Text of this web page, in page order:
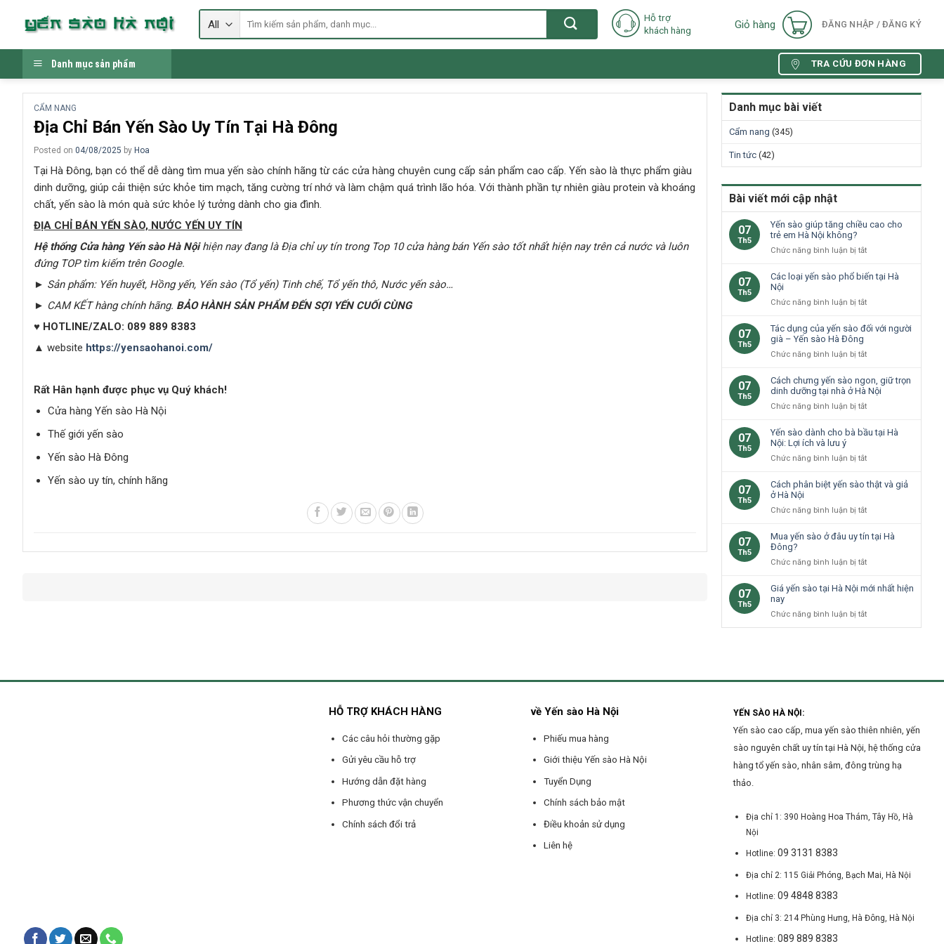
Tìm
Hỗ trợ
khách hàng
Giỏ hàng ĐĂNG NHẬP / ĐĂNG KÝ
Danh mục sản phẩm TRA CỨU ĐƠN HÀNG
CẨM NANG
Địa Chỉ Bán Yến Sào Uy Tín Tại Hà Đông
Posted on 04/08/2025 by Hoa
Tại Hà Đông, bạn có thể dễ dàng tìm mua yến sào chính hãng từ các cửa hàng chuyên cung cấp sản phẩm cao cấp. Yến sào là thực phẩm giàu
dinh dưỡng, giúp cải thiện sức khỏe tim mạch, tăng cường trí nhớ và làm chậm quá trình lão hóa. Với thành phần tự nhiên giàu protein và khoáng
chất, yến sào là món quà sức khỏe lý tưởng dành cho gia đình.
ĐỊA CHỈ BÁN YẾN SÀO, NƯỚC YẾN UY TÍN
Hệ thống Cửa hàng Yến sào Hà Nộihiện nay đang là Địa chỉ uy tín trong Top 10 cửa hàng bán Yến sào tốt nhất hiện nay trên cả nướcvà luôn
đứng TOP tìm kiếm trên Google.
► Sản phẩm: Yến huyết, Hồng yến, Yến sào (Tổ yến) Tinh chế, Tổ yến thô, Nước yến sào…
► CAM KẾT hàng chính hãng. BẢO HÀNH SẢN PHẨM ĐẾN SỢI YẾN CUỐI CÙNG
♥ HOTLINE/ZALO: 089 889 8383
▲ website https://yensaohanoi.com/
Rất Hân hạnh được phục vụ Quý khách!
Cửa hàng Yến sào Hà Nội
Thế giới yến sào
Yến sào Hà Đông
Yến sào uy tín, chính hãng
Danh mục bài viết
Cẩm nang (345)
Tin tức (42)
Bài viết mới cập nhật
07
Th5
Yến sào giúp tăng chiều cao cho
trẻ em Hà Nội không?
Chức năng bình luận bị tắtở
sào
cho
em
Nội
không?
07
Th5
Các loại yến sào phổ biến tại Hà
Nội
Chức năng bình luận bị tắtở
loại
tại
Hà
Nội
07
Th5
Tác dụng của yến sào đối với người
già – Yến sào Hà Đông
Chức năng bình luận bị tắtở
dụng
của
với
già
Yến
Hà
07
Th5
Cách chưng yến sào ngon, giữ trọn
dinh dưỡng tại nhà ở Hà Nội
Chức năng bình luận bị tắtở
chưng
trọn
dưỡng
nhà
Hà
07
Th5
Yến sào dành cho bà bầu tại Hà
Nội: Lợi ích và lưu ý
Chức năng bình luận bị tắtở
sào
tại
Nội:
ích
lưu
07
Th5
Cách phân biệt yến sào thật và giả
ở Hà Nội
Chức năng bình luận bị tắtở
phân
và
ở
Hà
07
Th5
Mua yến sào ở đâu uy tín tại Hà
Đông?
Chức năng bình luận bị tắtở
yến
Đông?
07
Th5
Giá yến sào tại Hà Nội mới nhất hiện
nay
Chức năng bình luận bị tắtở
Giá
Nội
nay
HỖ TRỢ KHÁCH HÀNG
Các câu hỏi thường gặp
Gửi yêu cầu hỗ trợ
Hướng dẫn đặt hàng
Phương thức vận chuyển
Chính sách đổi trả
về Yến sào Hà Nội
Phiếu mua hàng
Giới thiệu Yến sào Hà Nội
Tuyển Dụng
Chính sách bảo mật
Điều khoản sử dụng
Liên hệ
YẾN SÀO HÀ NỘI:
Yến sào cao cấp, mua yến sào thiên nhiên, yến
sào nguyên chất uy tín tại Hà Nội, hệ thống cửa
hàng tổ yến sào, nhân sâm, đông trùng hạ
thảo.
Địa chỉ 1: 390 Hoàng Hoa Thám, Tây Hồ, Hà
Nội
Hotline:09 3131 8383
Địa chỉ 2: 115 Giải Phóng, Bạch Mai, Hà Nội
Hotline:09 4848 8383
Địa chỉ 3: 214 Phùng Hưng, Hà Đông, Hà Nội
Hotline:089 889 8383